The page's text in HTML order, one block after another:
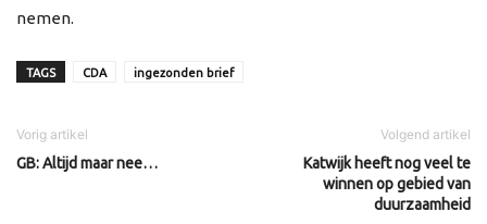
nemen.
TAGS CDA ingezonden brief
Vorig artikel
GB: Altijd maar nee…
Volgend artikel
Katwijk heeft nog veel te
winnen op gebied van
duurzaamheid